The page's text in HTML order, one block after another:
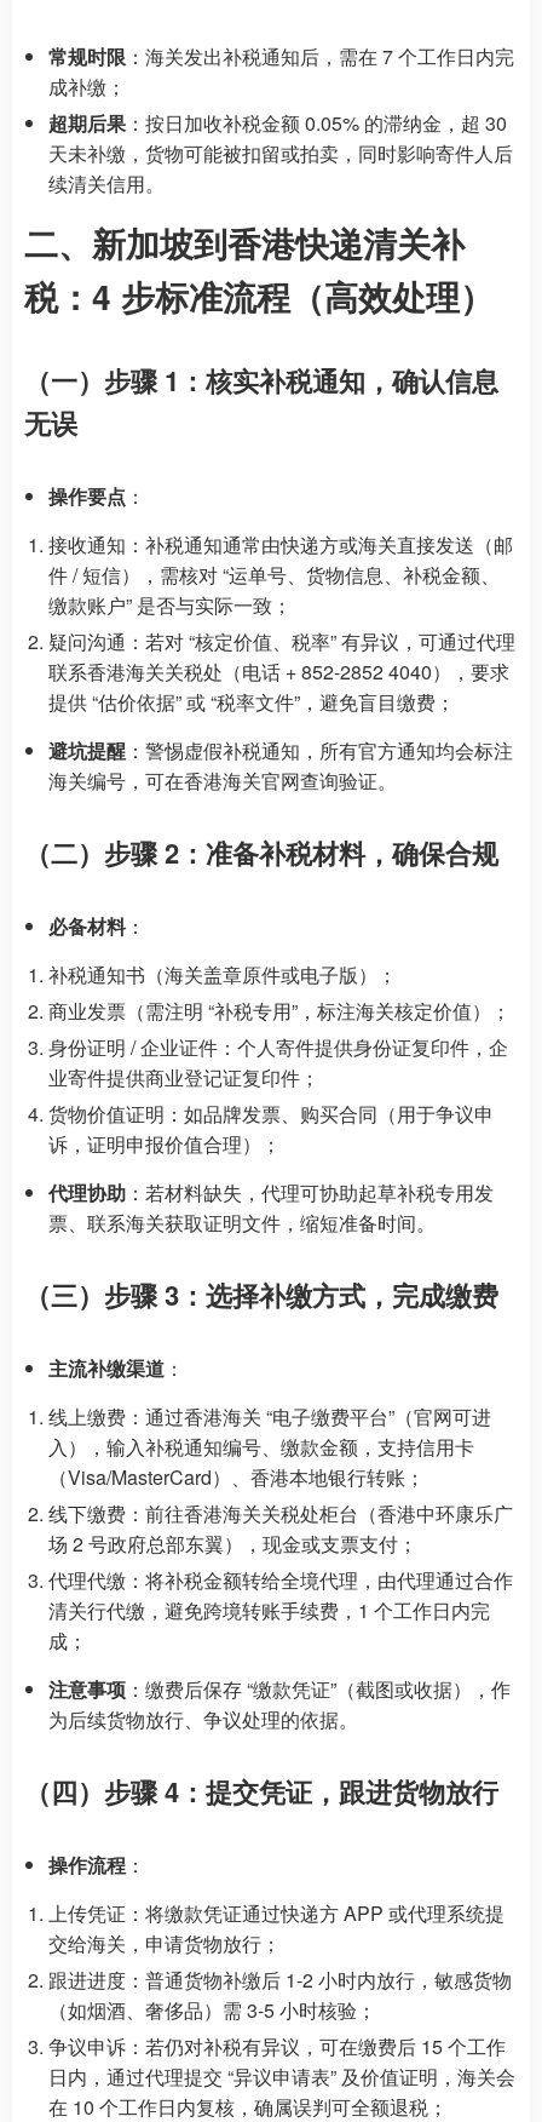
常规时限 ：海关发出补税通知后，需在 7 个工作日内完
成补缴；
超期后果 ：按日加收补税金额 0.05% 的滞纳金，超 30
天未补缴，货物可能被扣留或拍卖，同时影响寄件人后
续清关信用。
二、新加坡到香港快递清关补
税：4 步标准流程（高效处理）
（一）步骤 1：核实补税通知，确认信息
无误
操作要点 ：
接收通知：补税通知通常由快递方或海关直接发送（邮
件 / 短信），需核对 “运单号、货物信息、补税金额、
缴款账户” 是否与实际一致；
疑问沟通：若对 “核定价值、税率” 有异议，可通过代理
联系香港海关关税处（电话 + 852-2852 4040），要求
提供 “估价依据” 或 “税率文件”，避免盲目缴费；
避坑提醒 ：警惕虚假补税通知，所有官方通知均会标注
海关编号，可在香港海关官网查询验证。
（二）步骤 2：准备补税材料，确保合规
必备材料：
补税通知书（海关盖章原件或电子版）；
商业发票（需注明 “补税专用”，标注海关核定价值）；
身份证明 / 企业证件：个人寄件提供身份证复印件，企
业寄件提供商业登记证复印件；
货物价值证明：如品牌发票、购买合同（用于争议申
诉，证明申报价值合理）；
代理协助 ：若材料缺失，代理可协助起草补税专用发
票、联系海关获取证明文件，缩短准备时间。
（三）步骤 3：选择补缴方式，完成缴费
主流补缴渠道 ：
线上缴费：通过香港海关 “电子缴费平台”（官网可进
入），输入补税通知编号、缴款金额，支持信用卡
（Visa/MasterCard）、香港本地银行转账；
线下缴费：前往香港海关关税处柜台（香港中环康乐广
场 2 号政府总部东翼），现金或支票支付；
代理代缴：将补税金额转给全境代理，由代理通过合作
清关行代缴，避免跨境转账手续费，1 个工作日内完
成；
注意事项 ：缴费后保存 “缴款凭证”（截图或收据），作
为后续货物放行、争议处理的依据。
（四）步骤 4：提交凭证，跟进货物放行
操作流程 ：
上传凭证：将缴款凭证通过快递方 APP 或代理系统提
交给海关，申请货物放行；
跟进进度：普通货物补缴后 1-2 小时内放行，敏感货物
（如烟酒、奢侈品）需 3-5 小时核验；
争议申诉：若仍对补税有异议，可在缴费后 15 个工作
日内，通过代理提交 “异议申请表” 及价值证明，海关会
在 10 个工作日内复核，确属误判可全额退税；